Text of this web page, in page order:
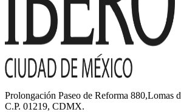
Prolongación Paseo de Reforma 880,Lomas
C.P. 01219, CDMX.